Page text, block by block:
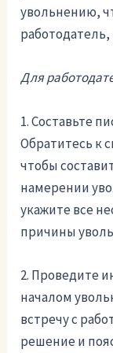
увольнению,
работодатель,
Для
1. Составьте
Обратитесь к
чтобы
намерении
укажите все
причины
2. Проведите
началом
встречу с
решение и